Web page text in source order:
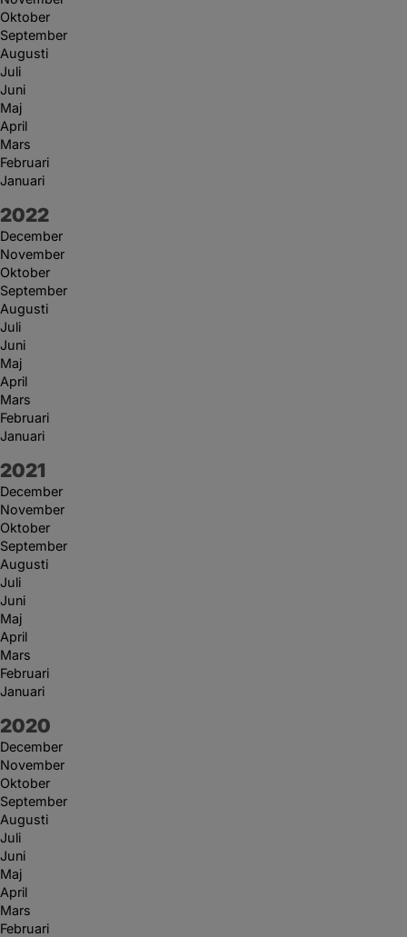
Oktober
September
Augusti
Juli
Juni
Maj
April
Mars
Februari
Januari
År:
2022
December
November
Oktober
September
Augusti
Juli
Juni
Maj
April
Mars
Februari
Januari
År:
2021
December
November
Oktober
September
Augusti
Juli
Juni
Maj
April
Mars
Februari
Januari
År:
2020
December
November
Oktober
September
Augusti
Juli
Juni
Maj
April
Mars
Februari